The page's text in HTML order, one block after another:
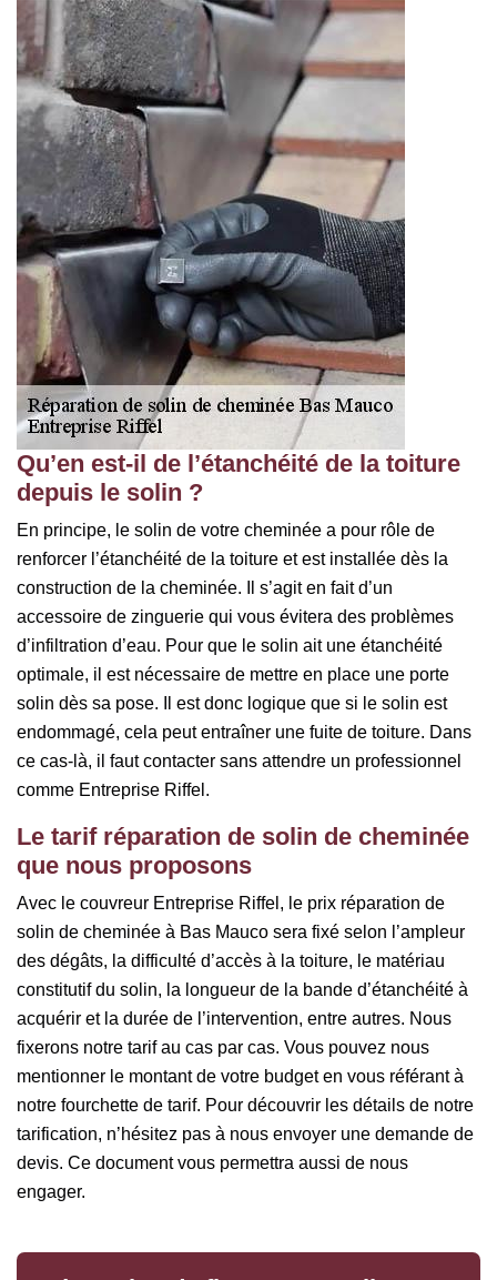
Qu’en est-il de l’étanchéité de la toiture
depuis le solin ?
En principe, le solin de votre cheminée a pour rôle de
renforcer l’étanchéité de la toiture et est installée dès la
construction de la cheminée. Il s’agit en fait d’un
accessoire de zinguerie qui vous évitera des problèmes
d’infiltration d’eau. Pour que le solin ait une étanchéité
optimale, il est nécessaire de mettre en place une porte
solin dès sa pose. Il est donc logique que si le solin est
endommagé, cela peut entraîner une fuite de toiture. Dans
ce cas-là, il faut contacter sans attendre un professionnel
comme Entreprise Riffel.
Le tarif réparation de solin de cheminée
que nous proposons
Avec le couvreur Entreprise Riffel, le prix réparation de
solin de cheminée à Bas Mauco sera fixé selon l’ampleur
des dégâts, la difficulté d’accès à la toiture, le matériau
constitutif du solin, la longueur de la bande d’étanchéité à
acquérir et la durée de l’intervention, entre autres. Nous
fixerons notre tarif au cas par cas. Vous pouvez nous
mentionner le montant de votre budget en vous référant à
notre fourchette de tarif. Pour découvrir les détails de notre
tarification, n’hésitez pas à nous envoyer une demande de
devis. Ce document vous permettra aussi de nous
engager.